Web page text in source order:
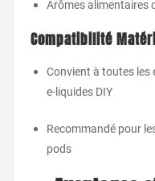
Arômes alimentaires
Compatibilité
Convient à toutes
e-liquides DIY
Recommandé pour
pods